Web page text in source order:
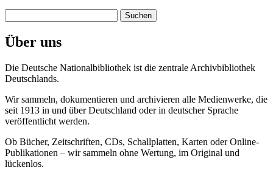
nach:
Über uns
Die Deutsche Nationalbibliothek ist die zentrale Archivbibliothek
Deutschlands.
Wir sammeln, dokumentieren und archivieren alle Medienwerke, die
seit 1913 in und über Deutschland oder in deutscher Sprache
veröffentlicht werden.
Ob Bücher, Zeitschriften, CDs, Schallplatten, Karten oder Online-
Publikationen – wir sammeln ohne Wertung, im Original und
lückenlos.